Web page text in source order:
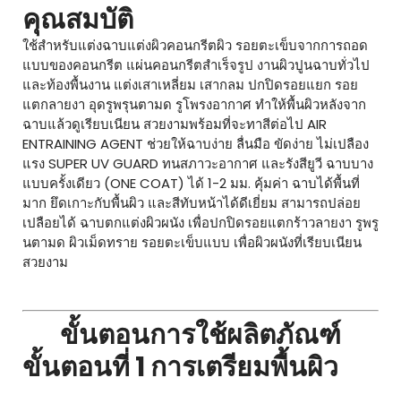
คุณสมบัติ
ใช้สำหรับแต่งฉาบแต่งผิวคอนกรีตผิว รอยตะเข็บจากการถอด
แบบของคอนกรีต แผ่นคอนกรีตสำเร็จรูป งานผิวปูนฉาบทั่วไป
และท้องพื้นงาน แต่งเสาเหลี่ยม เสากลม ปกปิดรอยแยก รอย
แตกลายงา อุดรูพรุนตามด รูโพรงอากาศ ทำให้พื้นผิวหลังจาก
ฉาบแล้วดูเรียบเนียน สวยงามพร้อมที่จะทาสีต่อไป AIR
ENTRAINING AGENT ช่วยให้ฉาบง่าย ลื่นมือ ขัดง่าย ไม่เปลือง
แรง SUPER UV GUARD ทนสภาวะอากาศ และรังสียูวี ฉาบบาง
แบบครั้งเดียว (ONE COAT) ได้ 1-2 มม. คุ้มค่า ฉาบได้พื้นที่
มาก ยึดเกาะกับพื้นผิว และสีทับหน้าได้ดีเยี่ยม สามารถปล่อย
เปลือยได้ ฉาบตกแต่งผิวผนัง เพื่อปกปิดรอยแตกร้าวลายงา รูพรู
นตามด ผิวเม็ดทราย รอยตะเข็บแบบ เพื่อผิวผนังที่เรียบเนียน
สวยงาม
ขั้นตอนการใช้ผลิตภัณฑ์
ขั้นตอนที่ 1 การเตรียมพื้นผิว